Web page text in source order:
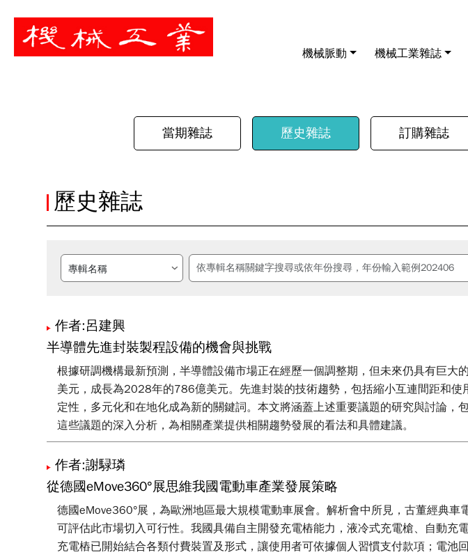
機械脈動 機械工業雜誌
暫停
當期雜誌 歷史雜誌 訂購雜誌
歷史雜誌
作者:呂建興
半導體先進封裝製程設備的機會與挑戰
根據研調機構最新預測，半導體設備市場正在經歷一個調整期，但未來仍具有巨
美元，成長為2028年的786億美元。先進封裝的技術趨勢，包括縮小互連間距和
定性，多元化和在地化成為新的關鍵詞。本文將涵蓋上述重要議題的研究與討論
這些議題的深入分析，為相關產業提供相關趨勢發展的看法和具體建議。
作者:謝騄璘
從德國eMove360°展思維我國電動車產業發展策略
德國eMove360°展，為歐洲地區最大規模電動車展會。解析會中所見，古董經典
可評估此市場切入可行性。我國具備自主開發充電樁能力，液冷式充電槍、自動
充電樁已開始結合各類付費裝置及形式，讓使用者可依據個人習慣支付款項；電